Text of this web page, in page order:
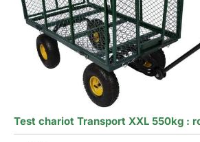
Test chariot Transport XXL 550kg :